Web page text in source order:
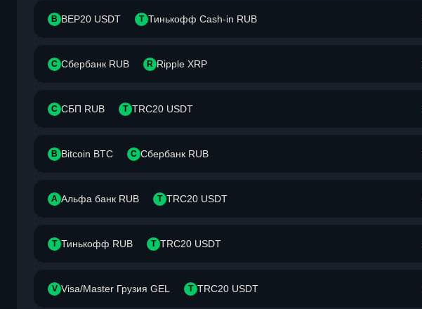
B BEP20 USDT Т Тинькофф Cash-in RUB
С Сбербанк RUB R Ripple XRP
С СБП RUB T TRC20 USDT
B Bitcoin BTC С Сбербанк RUB
А Альфа банк RUB T TRC20 USDT
Т Тинькофф RUB T TRC20 USDT
V Visa/Master Грузия GEL T TRC20 USDT